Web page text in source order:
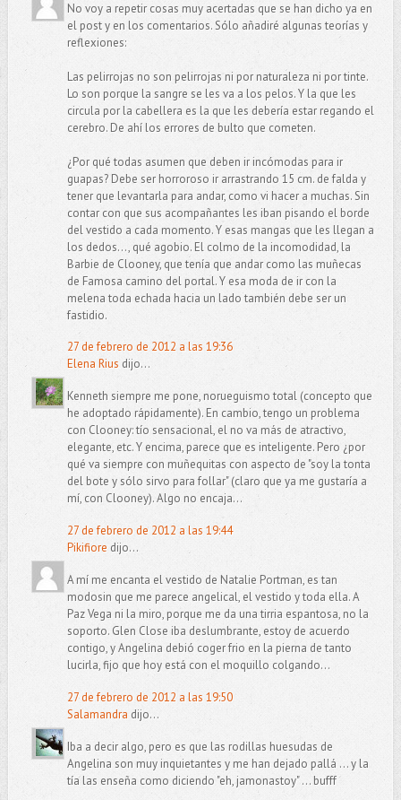
No voy a repetir cosas muy acertadas que se han dicho ya en
el post y en los comentarios. Sólo añadiré algunas teorías y
reflexiones:
Las pelirrojas no son pelirrojas ni por naturaleza ni por tinte.
Lo son porque la sangre se les va a los pelos. Y la que les
circula por la cabellera es la que les debería estar regando el
cerebro. De ahí los errores de bulto que cometen.
¿Por qué todas asumen que deben ir incómodas para ir
guapas? Debe ser horroroso ir arrastrando 15 cm. de falda y
tener que levantarla para andar, como vi hacer a muchas. Sin
contar con que sus acompañantes les iban pisando el borde
del vestido a cada momento. Y esas mangas que les llegan a
los dedos..., qué agobio. El colmo de la incomodidad, la
Barbie de Clooney, que tenía que andar como las muñecas
de Famosa camino del portal. Y esa moda de ir con la
melena toda echada hacia un lado también debe ser un
fastidio.
27 de febrero de 2012 a las 19:36
Elena Rius dijo...
Kenneth siempre me pone, norueguismo total (concepto que
he adoptado rápidamente). En cambio, tengo un problema
con Clooney: tío sensacional, el no va más de atractivo,
elegante, etc. Y encima, parece que es inteligente. Pero ¿por
qué va siempre con muñequitas con aspecto de "soy la tonta
del bote y sólo sirvo para follar" (claro que ya me gustaría a
mí, con Clooney). Algo no encaja...
27 de febrero de 2012 a las 19:44
Pikifiore dijo...
A mí me encanta el vestido de Natalie Portman, es tan
modosin que me parece angelical, el vestido y toda ella. A
Paz Vega ni la miro, porque me da una tirria espantosa, no la
soporto. Glen Close iba deslumbrante, estoy de acuerdo
contigo, y Angelina debió coger frio en la pierna de tanto
lucirla, fijo que hoy está con el moquillo colgando...
27 de febrero de 2012 a las 19:50
Salamandra dijo...
Iba a decir algo, pero es que las rodillas huesudas de
Angelina son muy inquietantes y me han dejado pallá ... y la
tía las enseña como diciendo "eh, jamonastoy" ... bufff